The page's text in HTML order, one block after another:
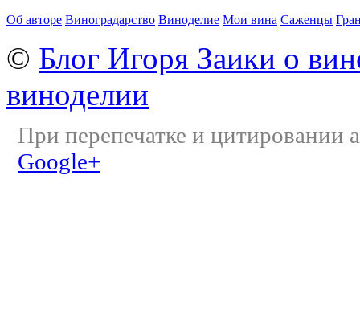
Об авторе Виноградарство Виноделие Мои вина Саженцы
© Блог Игоря Заики о
виноделии
При перепечатке и цитировании
Google+